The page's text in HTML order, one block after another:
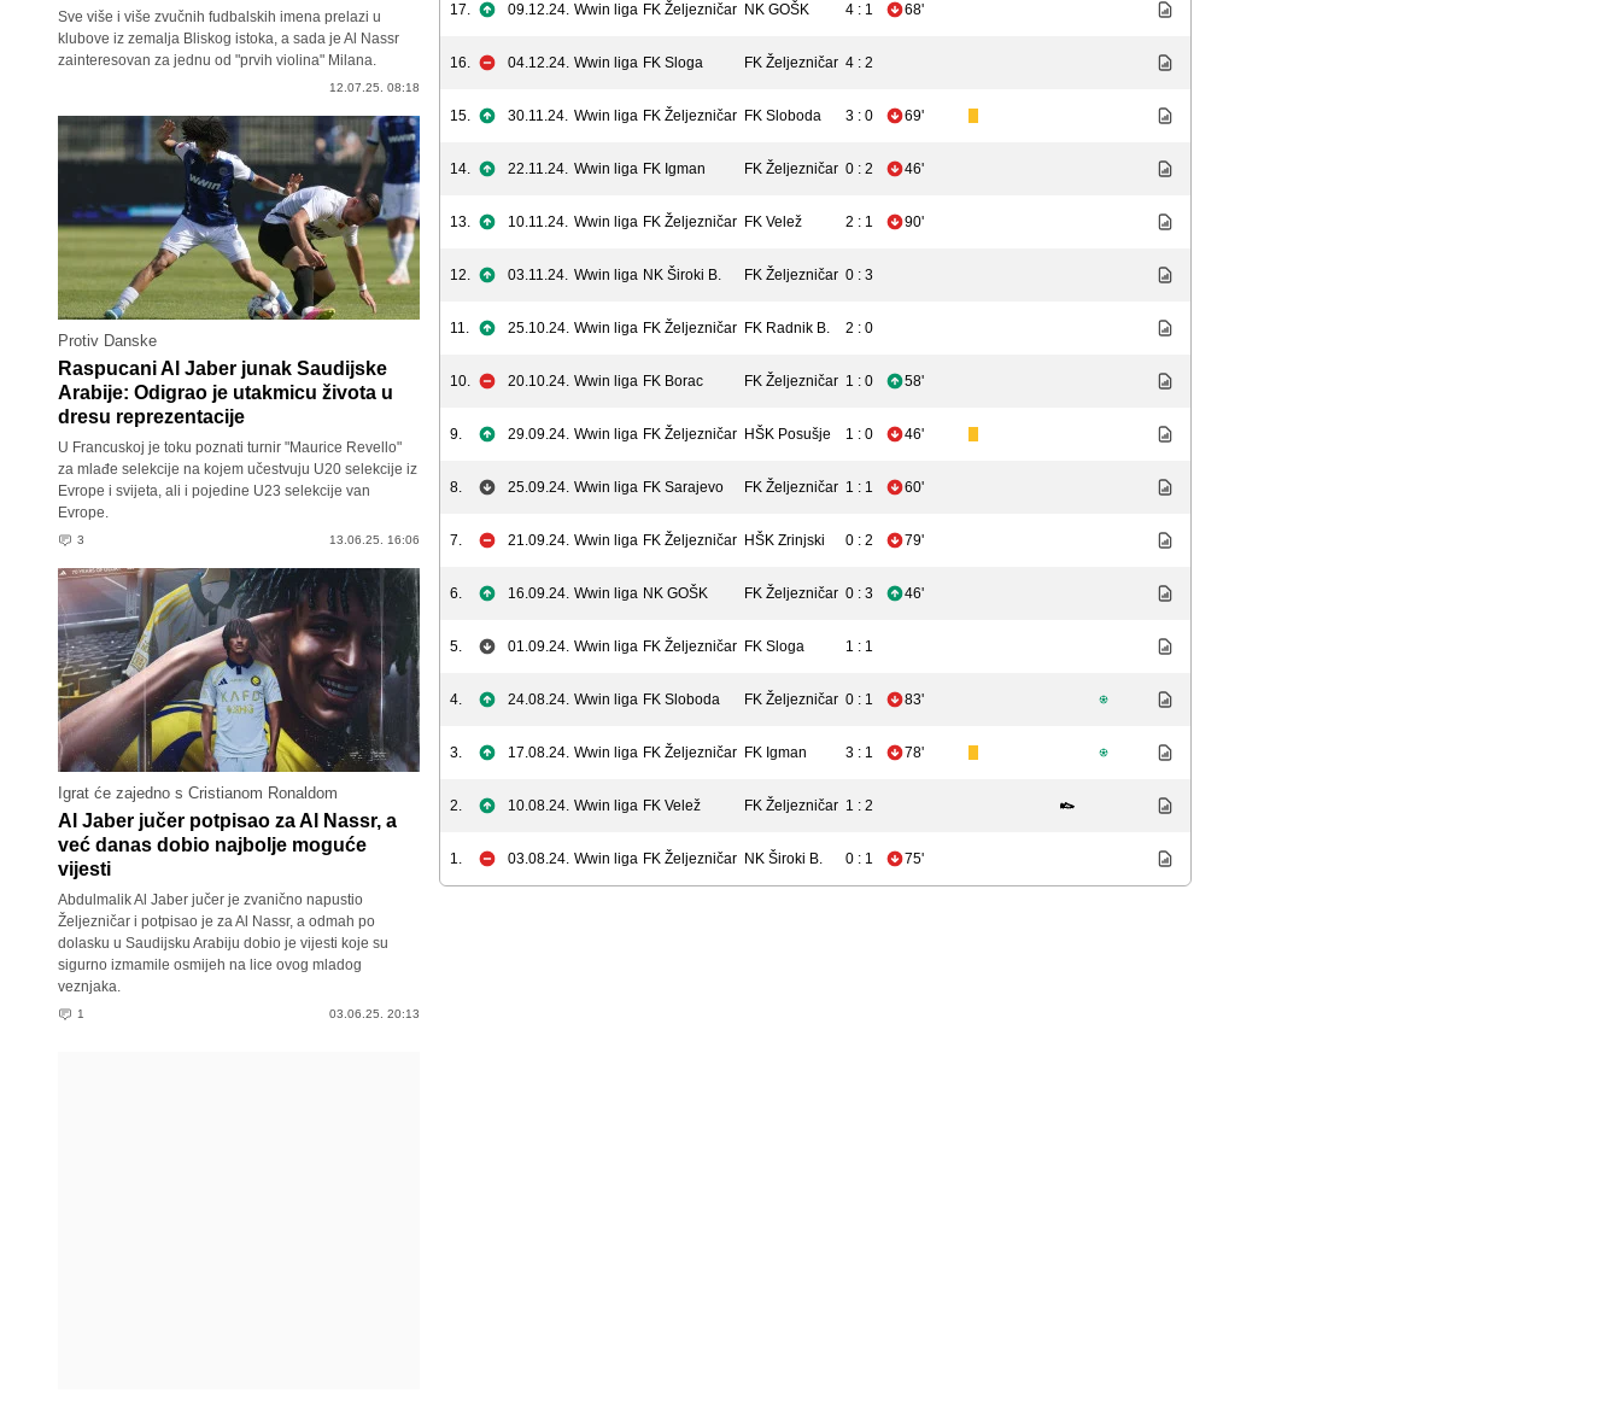
Sve više i više zvučnih fudbalskih imena prelazi u
klubove iz zemalja Bliskog istoka, a sada je Al Nassr
zainteresovan za jednu od "prvih violina" Milana.
12.07.25. 08:18
Protiv Danske
Raspucani Al Jaber junak Saudijske
Arabije: Odigrao je utakmicu života u
dresu reprezentacije
U Francuskoj je toku poznati turnir "Maurice Revello"
za mlađe selekcije na kojem učestvuju U20 selekcije iz
Evrope i svijeta, ali i pojedine U23 selekcije van
Evrope.
3 13.06.25. 16:06
Igrat će zajedno s Cristianom Ronaldom
Al Jaber jučer potpisao za Al Nassr, a
već danas dobio najbolje moguće
vijesti
Abdulmalik Al Jaber jučer je zvanično napustio
Željezničar i potpisao je za Al Nassr, a odmah po
dolasku u Saudijsku Arabiju dobio je vijesti koje su
sigurno izmamile osmijeh na lice ovog mladog
veznjaka.
1 03.06.25. 20:13
17. 09.12.24. Wwin liga FK Željezničar NK GOŠK 4 : 1 68'
16. 04.12.24. Wwin liga FK Sloga FK Željezničar 4 : 2
15. 30.11.24. Wwin liga FK Željezničar FK Sloboda 3 : 0 69'
14. 22.11.24. Wwin liga FK Igman FK Željezničar 0 : 2 46'
13. 10.11.24. Wwin liga FK Željezničar FK Velež 2 : 1 90'
12. 03.11.24. Wwin liga NK Široki B. FK Željezničar 0 : 3
11. 25.10.24. Wwin liga FK Željezničar FK Radnik B. 2 : 0
10. 20.10.24. Wwin liga FK Borac FK Željezničar 1 : 0 58'
9. 29.09.24. Wwin liga FK Željezničar HŠK Posušje 1 : 0 46'
8. 25.09.24. Wwin liga FK Sarajevo FK Željezničar 1 : 1 60'
7. 21.09.24. Wwin liga FK Željezničar HŠK Zrinjski 0 : 2 79'
6. 16.09.24. Wwin liga NK GOŠK FK Željezničar 0 : 3 46'
5. 01.09.24. Wwin liga FK Željezničar FK Sloga 1 : 1
4. 24.08.24. Wwin liga FK Sloboda FK Željezničar 0 : 1 83'
3. 17.08.24. Wwin liga FK Željezničar FK Igman 3 : 1 78'
2. 10.08.24. Wwin liga FK Velež FK Željezničar 1 : 2
1. 03.08.24. Wwin liga FK Željezničar NK Široki B. 0 : 1 75'